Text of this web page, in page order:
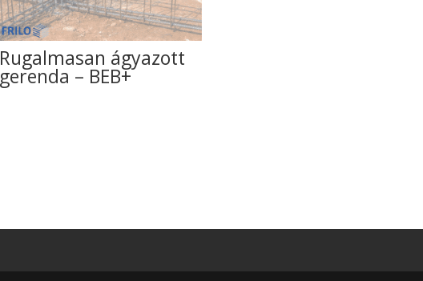
Rugalmasan ágyazott
gerenda – BEB+